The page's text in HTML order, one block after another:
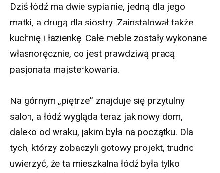
Dziś łódź ma dwie sypialnie, jedną dla jego
matki, a drugą dla siostry. Zainstalował także
kuchnię i łazienkę. Całe meble zostały wykonane
własnoręcznie, co jest prawdziwą pracą
pasjonata majsterkowania.
Na górnym „piętrze” znajduje się przytulny
salon, a łódź wygląda teraz jak nowy dom,
daleko od wraku, jakim była na początku. Dla
tych, którzy zobaczyli gotowy projekt, trudno
uwierzyć, że ta mieszkalna łódź była tylko